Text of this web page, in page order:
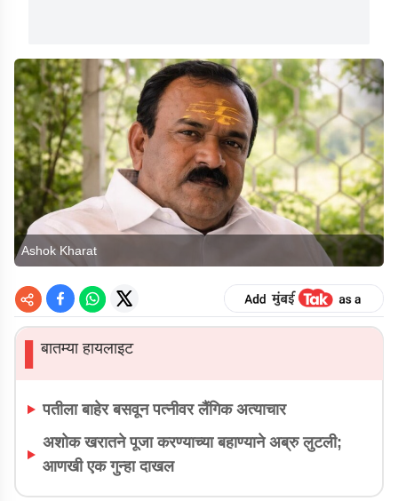
Ashok Kharat
▌बातम्या हायलाइट
पतीला बाहेर बसवून पत्नीवर लैंगिक अत्याचार
अशोक खरातने पूजा करण्याच्या बहाण्याने अब्रु लुटली;
आणखी एक गुन्हा दाखल